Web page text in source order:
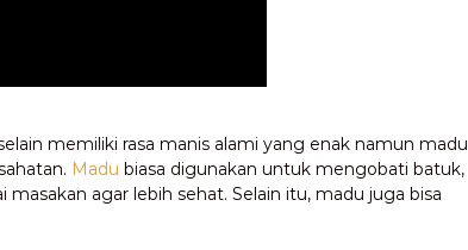
memiliki rasa manis alami yang enak namun madu
Madu biasa digunakan untuk mengobati batuk,
masakan agar lebih sehat. Selain itu, madu juga bisa